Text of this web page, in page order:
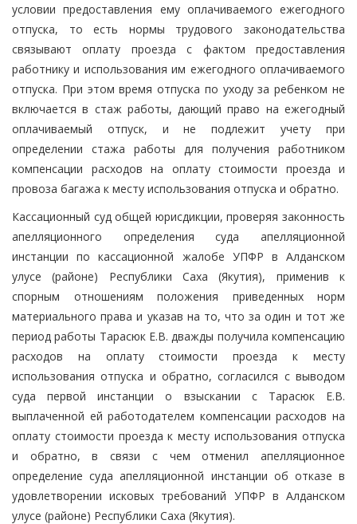
условии предоставления ему оплачиваемого ежегодного
отпуска, то есть нормы трудового законодательства
связывают оплату проезда с фактом предоставления
работнику и использования им ежегодного оплачиваемого
отпуска. При этом время отпуска по уходу за ребенком не
включается в стаж работы, дающий право на ежегодный
оплачиваемый отпуск, и не подлежит учету при
определении стажа работы для получения работником
компенсации расходов на оплату стоимости проезда и
провоза багажа к месту использования отпуска и обратно.
Кассационный суд общей юрисдикции, проверяя законность
апелляционного определения суда апелляционной
инстанции по кассационной жалобе УПФР в Алданском
улусе (районе) Республики Саха (Якутия), применив к
спорным отношениям положения приведенных норм
материального права и указав на то, что за один и тот же
период работы Тарасюк Е.В. дважды получила компенсацию
расходов на оплату стоимости проезда к месту
использования отпуска и обратно, согласился с выводом
суда первой инстанции о взыскании с Тарасюк Е.В.
выплаченной ей работодателем компенсации расходов на
оплату стоимости проезда к месту использования отпуска
и обратно, в связи с чем отменил апелляционное
определение суда апелляционной инстанции об отказе в
удовлетворении исковых требований УПФР в Алданском
улусе (районе) Республики Саха (Якутия).